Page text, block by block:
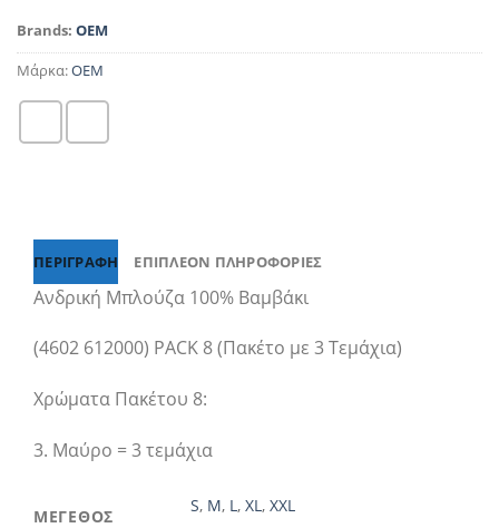
Brands: OEM
Μάρκα:OEM
ΠΕΡΙΓΡΑΦΉ ΕΠΙΠΛΈΟΝ ΠΛΗΡΟΦΟΡΊΕΣ
Ανδρική Μπλούζα 100% Βαμβάκι
(4602 612000) PACK 8 (Πακέτο με 3 Τεμάχια)
Χρώματα Πακέτου 8:
3. Μαύρο = 3 τεμάχια
ΜΕΓΕΘΟΣ
S, M, L ,XL ,XXL